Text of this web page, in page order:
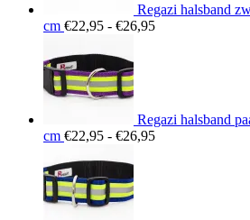
Regazi halsband
cm €22,95 - €26,95Prijsklasse:
Regazi halsband
cm €22,95 - €26,95Prijsklasse: